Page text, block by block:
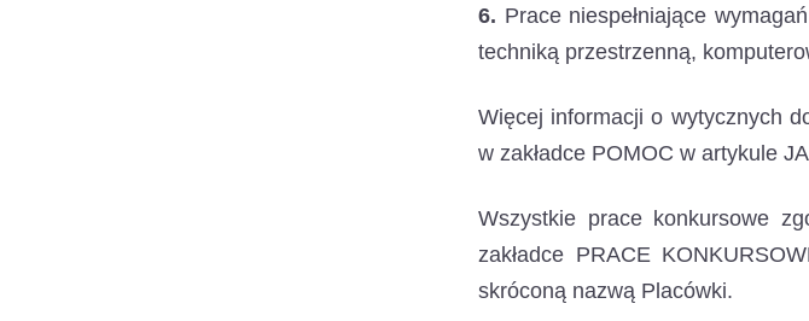
6. Prace niespełniające
techniką przestrzenną,
Więcej informacji o wytycznych
w zakładce POMOC w artykule
Wszystkie prace konkursowe
zakładce PRACE
skróconą nazwą Placówki.